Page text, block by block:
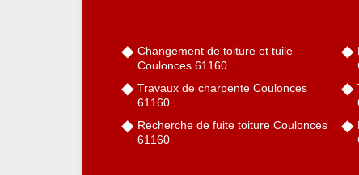
Changement de toiture et tuile
Coulonces 61160
Travaux de charpente Coulonces
61160
Recherche de fuite toiture Coulonces
61160